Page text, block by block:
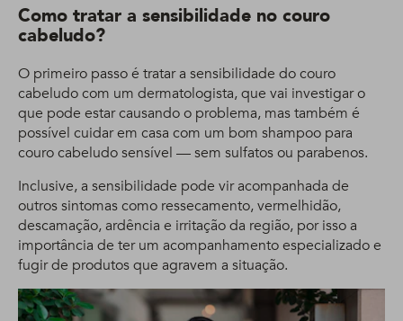
Como tratar a sensibilidade no couro
cabeludo?
O primeiro passo é tratar a sensibilidade do couro
cabeludo com um dermatologista, que vai investigar o
que pode estar causando o problema, mas também é
possível cuidar em casa com um bom shampoo para
couro cabeludo sensível — sem sulfatos ou parabenos.
Inclusive, a sensibilidade pode vir acompanhada de
outros sintomas como ressecamento, vermelhidão,
descamação, ardência e irritação da região, por isso a
importância de ter um acompanhamento especializado e
fugir de produtos que agravem a situação.